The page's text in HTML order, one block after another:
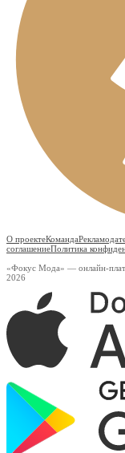
О проектеКоманда
соглашениеПолитика
«Фокус Мода» — онлайн-
2026